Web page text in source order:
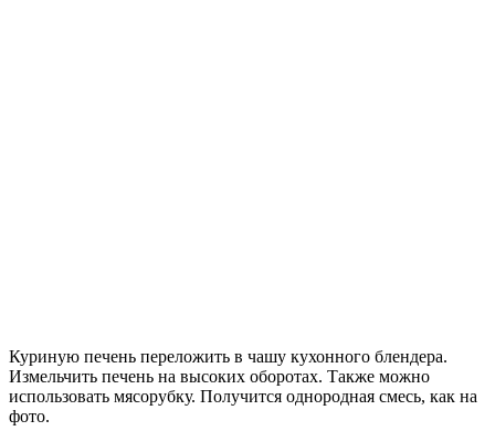
Куриную печень переложить в чашу кухонного блендера.
Измельчить печень на высоких оборотах. Также можно
использовать мясорубку. Получится однородная смесь, как на
фото.